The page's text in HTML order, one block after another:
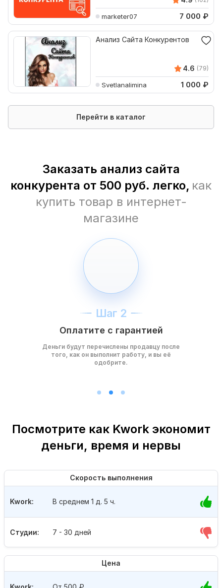
marketer07 7 000 ₽
Анализ Сайта Конкурентов
4.6 (79)
Svetlanalimina 1 000 ₽
Перейти в каталог
Заказать анализ сайта
конкурента от 500 руб. легко, как
купить товар в интернет-
магазине
Шаг 2
Оплатите с гарантией
Деньги будут перечислены продавцу после
того, как он выполнит работу, и вы её
одобрите.
Посмотрите как Kwork экономит
деньги, время и нервы
Скорость выполнения
Студии: 7 - 30 дней
Kwork: В среднем 1 д. 5 ч.
Цена